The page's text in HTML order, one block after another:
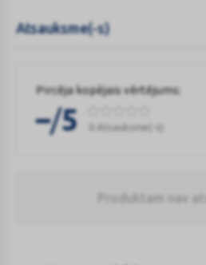
Atsauksme(-s)
Pircēja kopējais vērtējums:
–/5 0 Atsauksme(-s)
Produktam nav